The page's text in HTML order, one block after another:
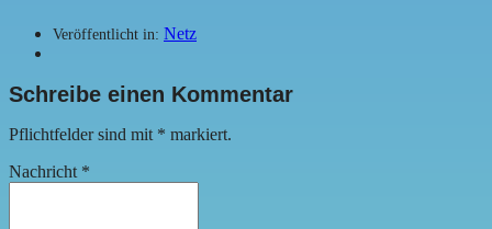
Veröffentlicht in: Netz
Schreibe einen Kommentar
Pflichtfelder sind mit * markiert.
Nachricht *